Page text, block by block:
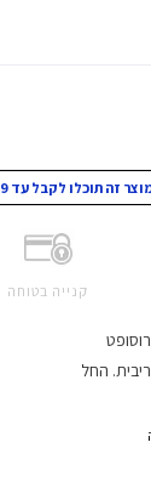
תוכלו לקבל עד 329 נקודות מועדון!
קנייה בטוחה
החל